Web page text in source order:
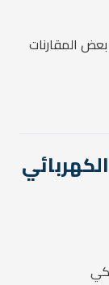
المقارنات